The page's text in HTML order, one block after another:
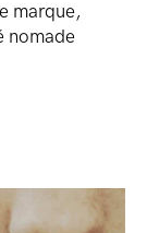
marque,
nomade